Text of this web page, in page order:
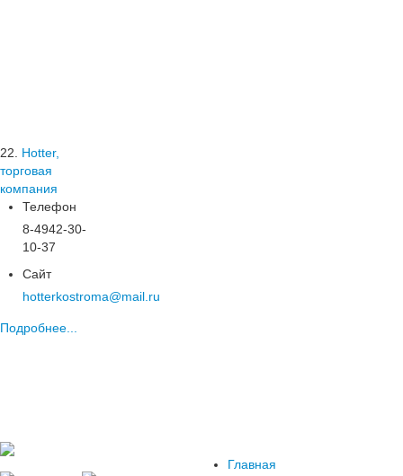
22.
Hotter,
торговая
компания
Телефон
8-4942-30-
10-37
Сайт
hotterkostroma@mail.ru
Подробнее...
Главная